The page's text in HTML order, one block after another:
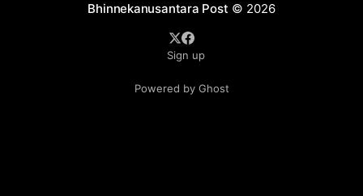
Bhinnekanusantara Post © 2026
Sign up
Powered by Ghost